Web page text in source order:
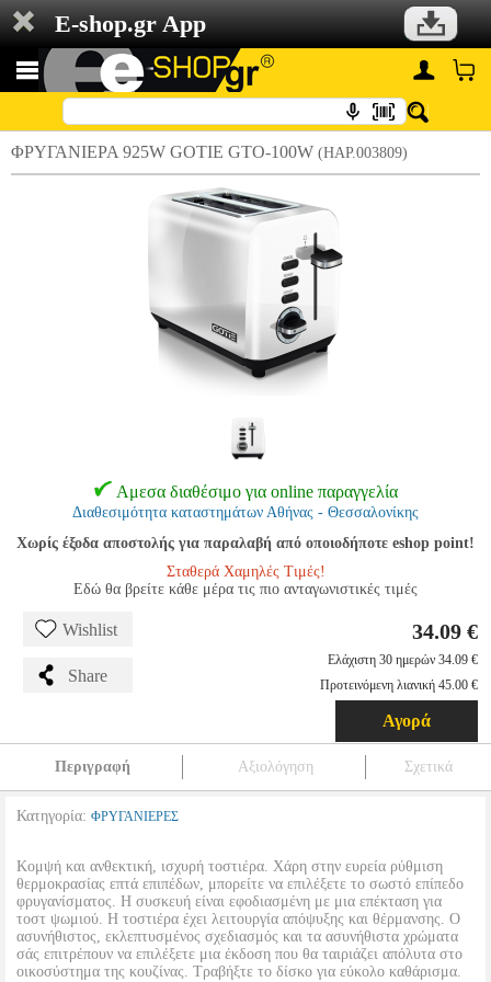
E-shop.gr App
ΦΡΥΓΑΝΙΕΡΑ 925W GOTIE GTO-100W (HAP.003809)
Αμεσα διαθέσιμο για online παραγγελία
Διαθεσιμότητα καταστημάτων Αθήνας - Θεσσαλονίκης
Χωρίς έξοδα αποστολής για παραλαβή από οποιοδήποτε eshop point!
Σταθερά Χαμηλές Τιμές!
Εδώ θα βρείτε κάθε μέρα τις πιο ανταγωνιστικές τιμές
Wishlist
Share
34.09 €
Ελάχιστη 30 ημερών 34.09 €
Προτεινόμενη λιανική 45.00 €
Αγορά
Περιγραφή Αξιολόγηση Σχετικά
Κατηγορία: ΦΡΥΓΑΝΙΕΡΕΣ
Κομψή και ανθεκτική, ισχυρή τοστιέρα. Χάρη στην ευρεία ρύθμιση
θερμοκρασίας επτά επιπέδων, μπορείτε να επιλέξετε το σωστό επίπεδο
φρυγανίσματος. Η συσκευή είναι εφοδιασμένη με μια επέκταση για
τοστ ψωμιού. Η τοστιέρα έχει λειτουργία απόψυξης και θέρμανσης. Ο
ασυνήθιστος, εκλεπτυσμένος σχεδιασμός και τα ασυνήθιστα χρώματα
σάς επιτρέπουν να επιλέξετε μια έκδοση που θα ταιριάζει απόλυτα στο
οικοσύστημα της κουζίνας. Τραβήξτε το δίσκο για εύκολο καθάρισμα.